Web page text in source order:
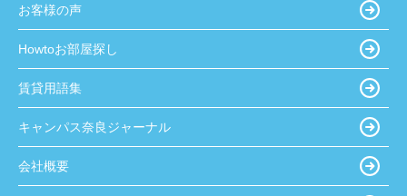
お客様の声
Howtoお部屋探し
賃貸用語集
キャンパス奈良ジャーナル
会社概要